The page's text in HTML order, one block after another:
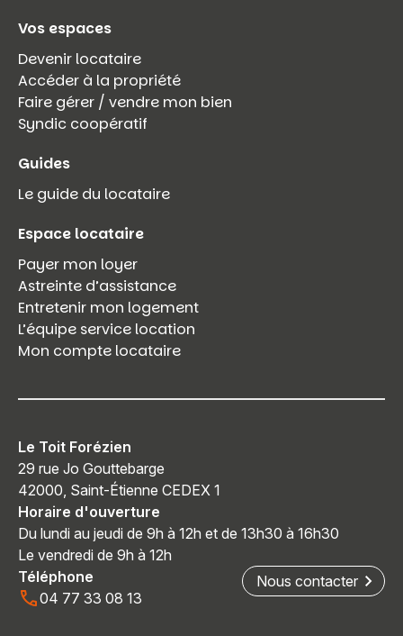
Vos espaces
Devenir locataire
Accéder à la propriété
Faire gérer / vendre mon bien
Syndic coopératif
Guides
Le guide du locataire
Espace locataire
Payer mon loyer
Astreinte d’assistance
Entretenir mon logement
L’équipe service location
Mon compte locataire
Le Toit Forézien
29 rue Jo Gouttebarge
42000, Saint-Étienne CEDEX 1
Horaire d'ouverture
Du lundi au jeudi de 9h à 12h et de 13h30 à 16h30
Le vendredi de 9h à 12h
Téléphone
04 77 33 08 13
Nous contacter